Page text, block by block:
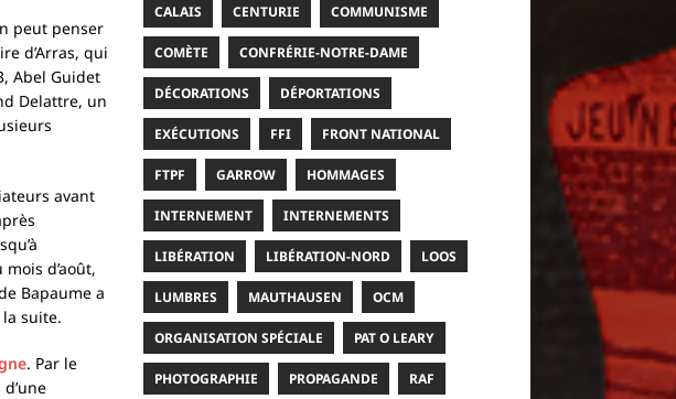
peut penser
d’Arras, qui
Abel Guidet
Delattre, un
avant
d’août,
Bapaume a
suite.
. Par le
CALAIS CENTURIE COMMUNISME
COMÈTE CONFRÉRIE-NOTRE-DAME
DÉCORATIONS DÉPORTATIONS
EXÉCUTIONS FFI FRONT NATIONAL
FTPF GARROW HOMMAGES
INTERNEMENT INTERNEMENTS
LIBÉRATION LIBÉRATION-NORD LOOS
LUMBRES MAUTHAUSEN OCM
ORGANISATION SPÉCIALE PAT O LEARY
PHOTOGRAPHIE PROPAGANDE RAF